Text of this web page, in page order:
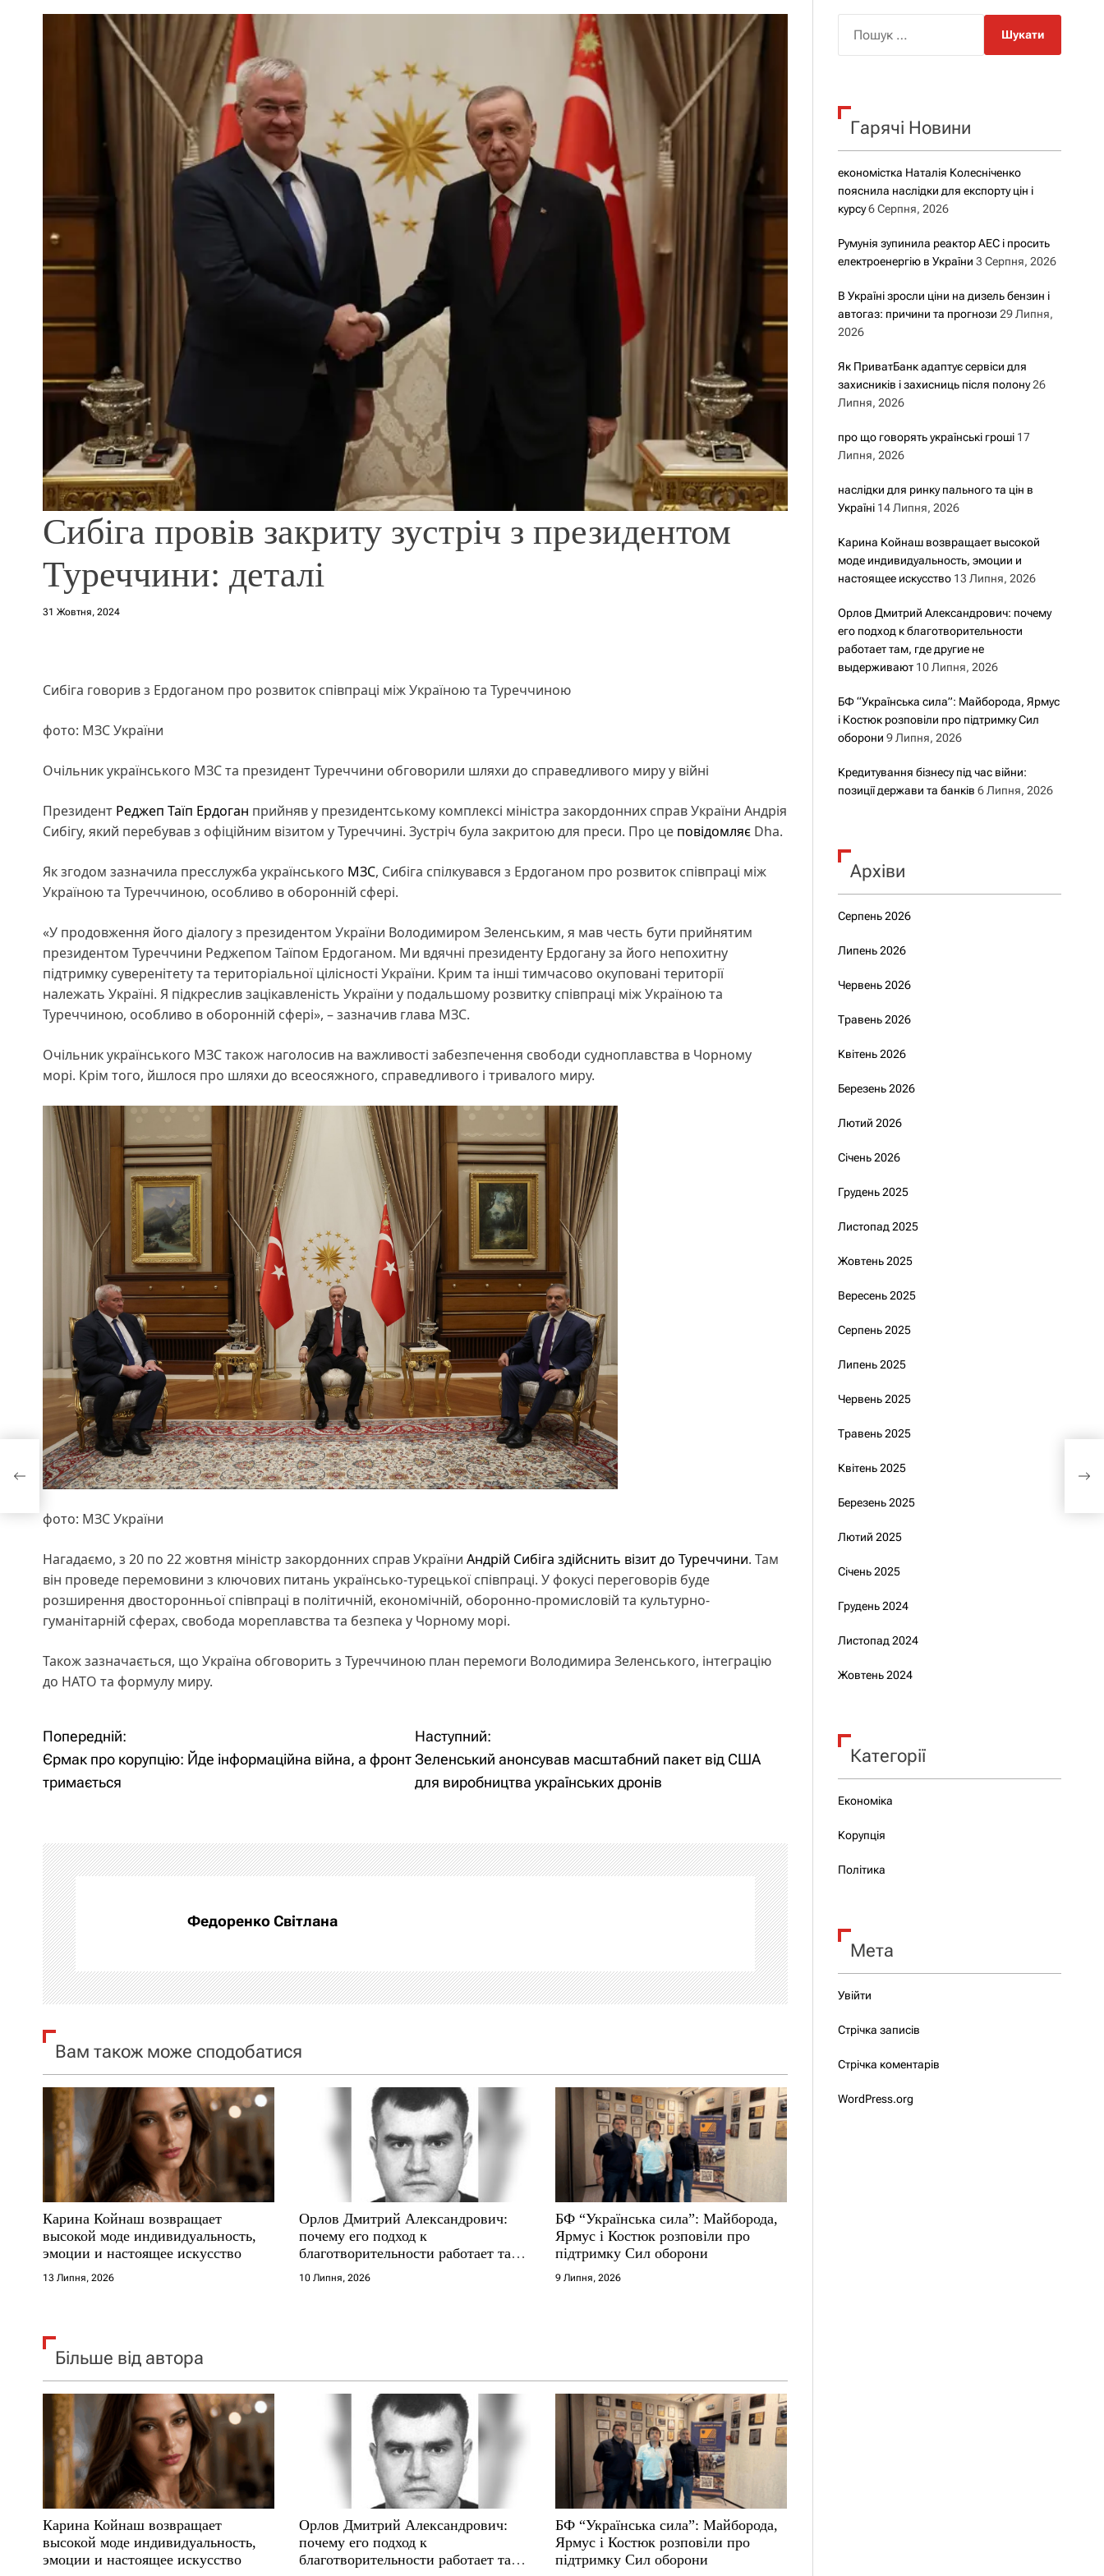
р
о
у
Сибіга провів закриту зустріч з президентом
Туреччини: деталі
31 Жовтня, 2024
Сибіга говорив з Ердоганом про розвиток співпраці між Україною та Туреччиною
фото: МЗС України
Очільник українського МЗС та президент Туреччини обговорили шляхи до справедливого миру у війні
Президент Реджеп Таїп Ердоган прийняв у президентському комплексі міністра закордонних справ України Андрія
Сибігу, який перебував з офіційним візитом у Туреччині. Зустріч була закритою для преси. Про це повідомляє Dha.
Як згодом зазначила пресслужба українського МЗС, Сибіга спілкувався з Ердоганом про розвиток співпраці між
Україною та Туреччиною, особливо в оборонній сфері.
«У продовження його діалогу з президентом України Володимиром Зеленським, я мав честь бути прийнятим
президентом Туреччини Реджепом Таїпом Ердоганом. Ми вдячні президенту Ердогану за його непохитну
підтримку суверенітету та територіальної цілісності України. Крим та інші тимчасово окуповані території
належать Україні. Я підкреслив зацікавленість України у подальшому розвитку співпраці між Україною та
Туреччиною, особливо в оборонній сфері», – зазначив глава МЗС.
Очільник українського МЗС також наголосив на важливості забезпечення свободи судноплавства в Чорному
морі. Крім того, йшлося про шляхи до всеосяжного, справедливого і тривалого миру.
фото: МЗС України
Нагадаємо, з 20 по 22 жовтня міністр закордонних справ України Андрій Сибіга здійснить візит до Туреччини. Там
він проведе перемовини з ключових питань українсько-турецької співпраці. У фокусі переговорів буде
розширення двосторонньої співпраці в політичній, економічній, оборонно-промисловій та культурно-
гуманітарній сферах, свобода мореплавства та безпека у Чорному морі.
Також зазначається, що Україна обговорить з Туреччиною план перемоги Володимира Зеленського, інтеграцію
до НАТО та формулу миру.
Н
а
і
г
а
ц
і
я
а
п
и
с
і
в
Попередній:
Єрмак про корупцію: Йде інформаційна війна, а фронт
тримається
Наступний:
Зеленський анонсував масштабний пакет від США
для виробництва українських дронів
Федоренко Світлана
Вам також може сподобатися
Карина Койнаш возвращает
высокой моде индивидуальность,
эмоции и настоящее искусство
13 Липня, 2026
Орлов Дмитрий Александрович:
почему его подход к
благотворительности работает там,
где другие не выдерживают
10 Липня, 2026
БФ “Українська сила”: Майборода,
Ярмус і Костюк розповіли про
підтримку Сил оборони
9 Липня, 2026
Більше від автора
Карина Койнаш возвращает
высокой моде индивидуальность,
эмоции и настоящее искусство
Орлов Дмитрий Александрович:
почему его подход к
благотворительности работает там,
БФ “Українська сила”: Майборода,
Ярмус і Костюк розповіли про
підтримку Сил оборони
к
Гарячі Новини
економістка Наталія Колесніченко
пояснила наслідки для експорту цін і
курсу 6 Серпня, 2026
Румунія зупинила реактор АЕС і просить
електроенергію в України 3 Серпня, 2026
В Україні зросли ціни на дизель бензин і
автогаз: причини та прогнози 29 Липня,
2026
Як ПриватБанк адаптує сервіси для
захисників і захисниць після полону 26
Липня, 2026
про що говорять українські гроші 17
Липня, 2026
наслідки для ринку пального та цін в
Україні 14 Липня, 2026
Карина Койнаш возвращает высокой
моде индивидуальность, эмоции и
настоящее искусство 13 Липня, 2026
Орлов Дмитрий Александрович: почему
его подход к благотворительности
работает там, где другие не
выдерживают 10 Липня, 2026
БФ “Українська сила”: Майборода, Ярмус
і Костюк розповіли про підтримку Сил
оборони 9 Липня, 2026
Кредитування бізнесу під час війни:
позиції держави та банків 6 Липня, 2026
Архіви
Серпень 2026
Липень 2026
Червень 2026
Травень 2026
Квітень 2026
Березень 2026
Лютий 2026
Січень 2026
Грудень 2025
Листопад 2025
Жовтень 2025
Вересень 2025
Серпень 2025
Липень 2025
Червень 2025
Травень 2025
Квітень 2025
Березень 2025
Лютий 2025
Січень 2025
Грудень 2024
Листопад 2024
Жовтень 2024
Категорії
Економіка
Корупція
Політика
Мета
Увійти
Стрічка записів
Стрічка коментарів
WordPress.org